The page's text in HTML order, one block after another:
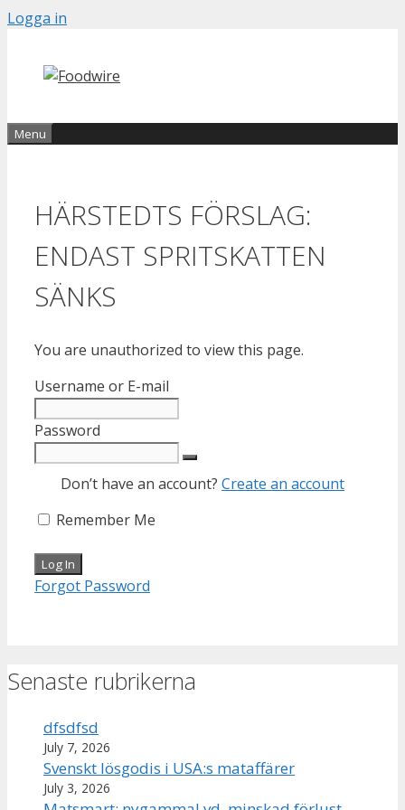
Skip
content
Logga in
Menu
HÄRSTEDTS FÖRSLAG:
ENDAST SPRITSKATTEN
SÄNKS
You are unauthorized to view this page.
Username or E-mail
Password
Don’t have an account? Create an account
Remember Me
Forgot Password
Senaste rubrikerna
dfsdfsd
July 7, 2026
Svenskt lösgodis i USA:s mataffärer
July 3, 2026